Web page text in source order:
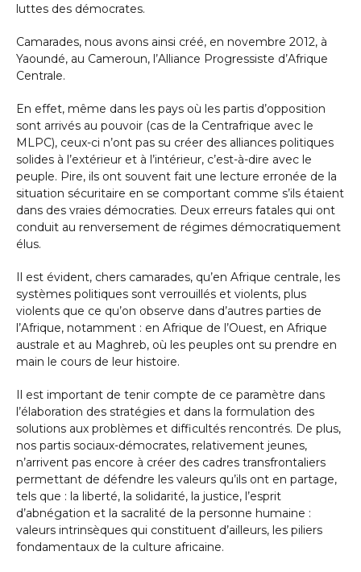
luttes des démocrates.
Camarades, nous avons ainsi créé, en novembre 2012, à
Yaoundé, au Cameroun, l’Alliance Progressiste d’Afrique
Centrale.
En effet, même dans les pays où les partis d’opposition
sont arrivés au pouvoir (cas de la Centrafrique avec le
MLPC), ceux-ci n’ont pas su créer des alliances politiques
solides à l’extérieur et à l’intérieur, c’est-à-dire avec le
peuple. Pire, ils ont souvent fait une lecture erronée de la
situation sécuritaire en se comportant comme s’ils étaient
dans des vraies démocraties. Deux erreurs fatales qui ont
conduit au renversement de régimes démocratiquement
élus.
Il est évident, chers camarades, qu’en Afrique centrale, les
systèmes politiques sont verrouillés et violents, plus
violents que ce qu’on observe dans d’autres parties de
l’Afrique, notamment : en Afrique de l’Ouest, en Afrique
australe et au Maghreb, où les peuples ont su prendre en
main le cours de leur histoire.
Il est important de tenir compte de ce paramètre dans
l’élaboration des stratégies et dans la formulation des
solutions aux problèmes et difficultés rencontrés. De plus,
nos partis sociaux-démocrates, relativement jeunes,
n’arrivent pas encore à créer des cadres transfrontaliers
permettant de défendre les valeurs qu’ils ont en partage,
tels que : la liberté, la solidarité, la justice, l’esprit
d’abnégation et la sacralité de la personne humaine :
valeurs intrinsèques qui constituent d’ailleurs, les piliers
fondamentaux de la culture africaine.